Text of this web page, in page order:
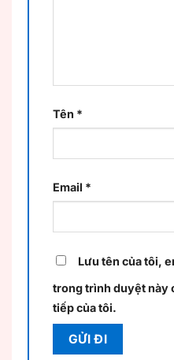
Tên *
Email *
Lưu tên của tôi,
trong trình duyệt này
tiếp của tôi.